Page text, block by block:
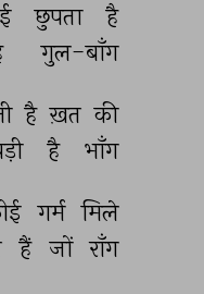
छुपता
है
गुल-बाँग
है ख़त की
है भाँग
गर्म मिले
हैं जों राँग